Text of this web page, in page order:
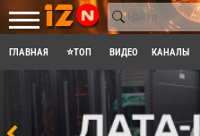
ГЛАВНАЯ ⭐ТОП ВИДЕО КАНАЛЫ